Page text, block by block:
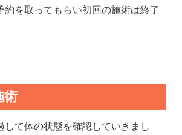
約を取ってもらい初回の施術は終了
術
して体の状態を確認していきまし